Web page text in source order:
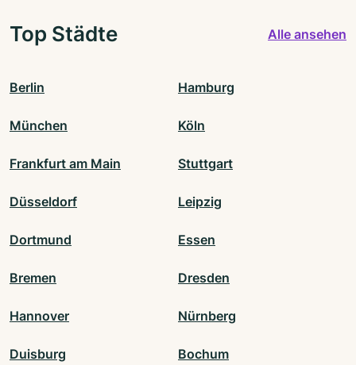
Top Städte Alle ansehen
Berlin Hamburg
München Köln
Frankfurt am Main Stuttgart
Düsseldorf Leipzig
Dortmund Essen
Bremen Dresden
Hannover Nürnberg
Duisburg Bochum